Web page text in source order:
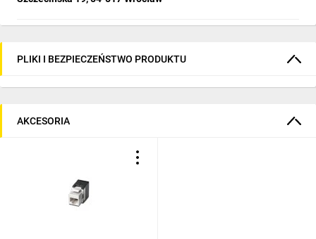
PLIKI I BEZPIECZEŃSTWO PRODUKTU
AKCESORIA